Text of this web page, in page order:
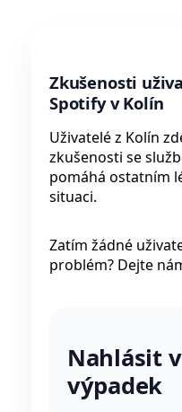
Zkušenosti
Spotify v Kolín
Uživatelé z Kolín
zkušenosti se
pomáhá ostatním
situaci.
Zatím žádné
problém? Dejte
Nahlásit
výpadek